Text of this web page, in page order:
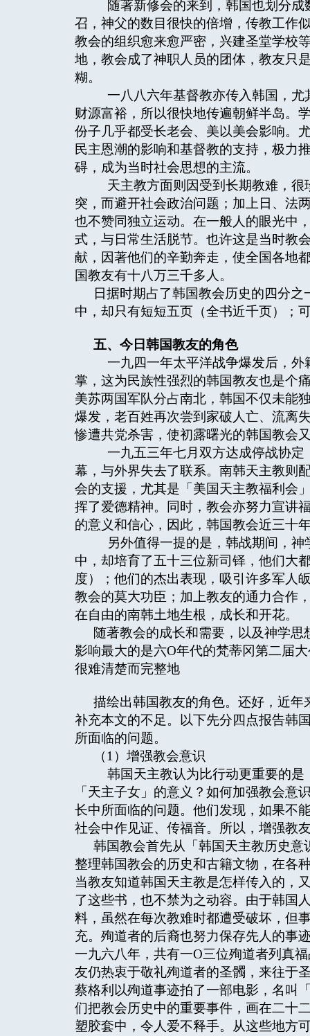
随著新修会的来到，韩国也划分成
召，神父的数目很快的倍增，传教工作
教会的组织愈来愈严密，兴建圣堂学校
地，教会成了神职人员的团体，教友只
糊。
一八八六年基督教亦传入韩国，尤
财源富裕，所以很快地传遍朝鲜半岛。
份子几乎都受长老会、美以美会影响。
民主恩潮的影响和基督教的支持，极力
碍，成为当时社会思想的主流。
天主教方面则因受到长期教难，很
突，而避开社会政治问题；加上日、法
也不赞同独立运动。在一般人的眼光中
式，与日常生活脱节。也许这是当时教
献，因著他们的辛勤奔走，使全国各地
国教友有十八万三千多人。
日据时期占了韩国教会历史的四分
中，却只有短短五页（全书近千页）；
五、今日韩国教友的角色
一九四一年太平洋战争爆发后，外
掌，这为民族性强烈的韩国教友也是个
美苏两国军队分占南北，韩国不仅未能
爆发，老百姓再次尝到家破人亡、流离
惨遭共党杀害，使初露曙光的韩国教会
一九五三年七月双方达成停战协定
幕，与外界失去了联系。南韩天主教则
会的支援，尤其是「美国天主教福利会
挥了爱德精神。同时，教会亦努力宣讲
的意义和信心，因此，韩国教会近三十
另外值得一提的是，韩战期间，神
中，却培育了五十三位新司铎，他们大
度）；他们的杰出表现，吸引许多军人
教会的莫大功臣；加上教友的通力合作
在自由的南韩土地生根，成长和开花。
随著教会的成长和需要，以及神学
影响最大的是六O年代的梵蒂冈第二届
很难清楚而完整地
描绘出韩国教友的角色。还好，近
补充本文的不足。以下先分四点报告韩
所面临的问题。
（1）增强教会意识
韩国天主教认为比行动更重要的是
「天主子女」的意义？如何加强教会
长中所面临的问题。他们发现，如果不
社会中作见证、传福音。所以，增强教
韩国教会首先从「韩国天主教历史
整理韩国教会的历史和古籍文物，在各
当教友知道韩国天主教是怎样传入的，
了这些书，也不禁为之动容。由于韩国
料，虽然在每次教难时都遭受破坏，但
充。殉道者的后裔也努力保存先人的事
一九六八年，共有一O三位殉道者列真
友仍热衷于敬礼殉道者的圣髑，来往于
蔡格利以殉道事迹拍了一部电影，名叫
们把教会历史中的重要事件，画在二十
塑胶套中，令人爱不释手。从这些地方